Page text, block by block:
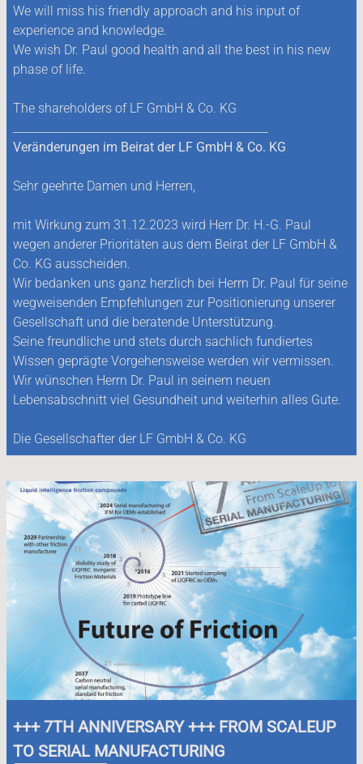
We will miss his friendly approach and his input of
experience and knowledge.
We wish Dr. Paul good health and all the best in his new
phase of life.
The shareholders of LF GmbH & Co. KG
Veränderungen im Beirat der LF GmbH & Co. KG
Sehr geehrte Damen und Herren,
mit Wirkung zum 31.12.2023 wird Herr Dr. H.-G. Paul
wegen anderer Prioritäten aus dem Beirat der LF GmbH &
Co. KG ausscheiden.
Wir bedanken uns ganz herzlich bei Herrn Dr. Paul für seine
wegweisenden Empfehlungen zur Positionierung unserer
Gesellschaft und die beratende Unterstützung.
Seine freundliche und stets durch sachlich fundiertes
Wissen geprägte Vorgehensweise werden wir vermissen.
Wir wünschen Herrn Dr. Paul in seinem neuen
Lebensabschnitt viel Gesundheit und weiterhin alles Gute.
Die Gesellschafter der LF GmbH & Co. KG
+++ 7TH ANNIVERSARY +++ FROM SCALEUP
TO SERIAL MANUFACTURING